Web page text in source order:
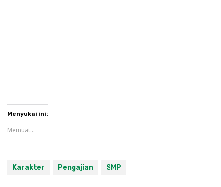
Menyukai ini:
Memuat...
Karakter Pengajian SMP